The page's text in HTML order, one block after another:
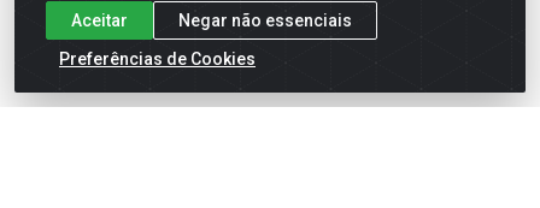
Aceitar
Negar não essenciais
Preferências de Cookies